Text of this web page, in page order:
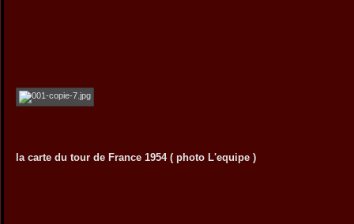
la carte du tour de France 1954 ( photo L'equipe )